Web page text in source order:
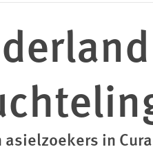
asielzoekers in